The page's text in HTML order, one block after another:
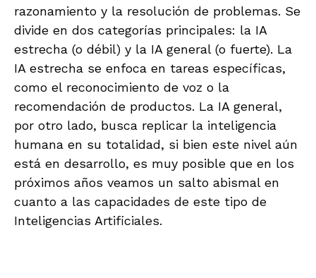
razonamiento y la resolución de problemas. Se
divide en dos categorías principales: la IA
estrecha (o débil) y la IA general (o fuerte). La
IA estrecha se enfoca en tareas específicas,
como el reconocimiento de voz o la
recomendación de productos. La IA general,
por otro lado, busca replicar la inteligencia
humana en su totalidad, si bien este nivel aún
está en desarrollo, es muy posible que en los
próximos años veamos un salto abismal en
cuanto a las capacidades de este tipo de
Inteligencias Artificiales.